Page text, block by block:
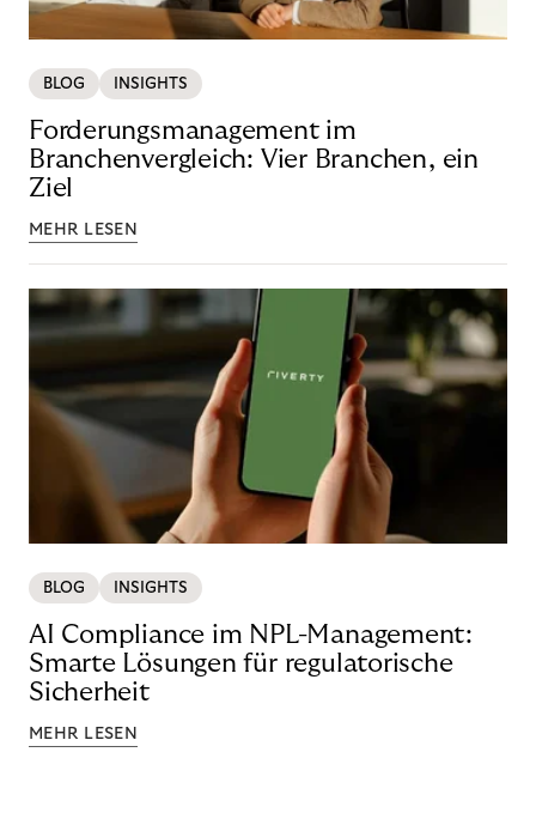
BLOG INSIGHTS
Forderungsmanagement im
Branchenvergleich: Vier Branchen, ein
Ziel
MEHR LESEN
BLOG INSIGHTS
AI Compliance im NPL-Management:
Smarte Lösungen für regulatorische
Sicherheit
MEHR LESEN